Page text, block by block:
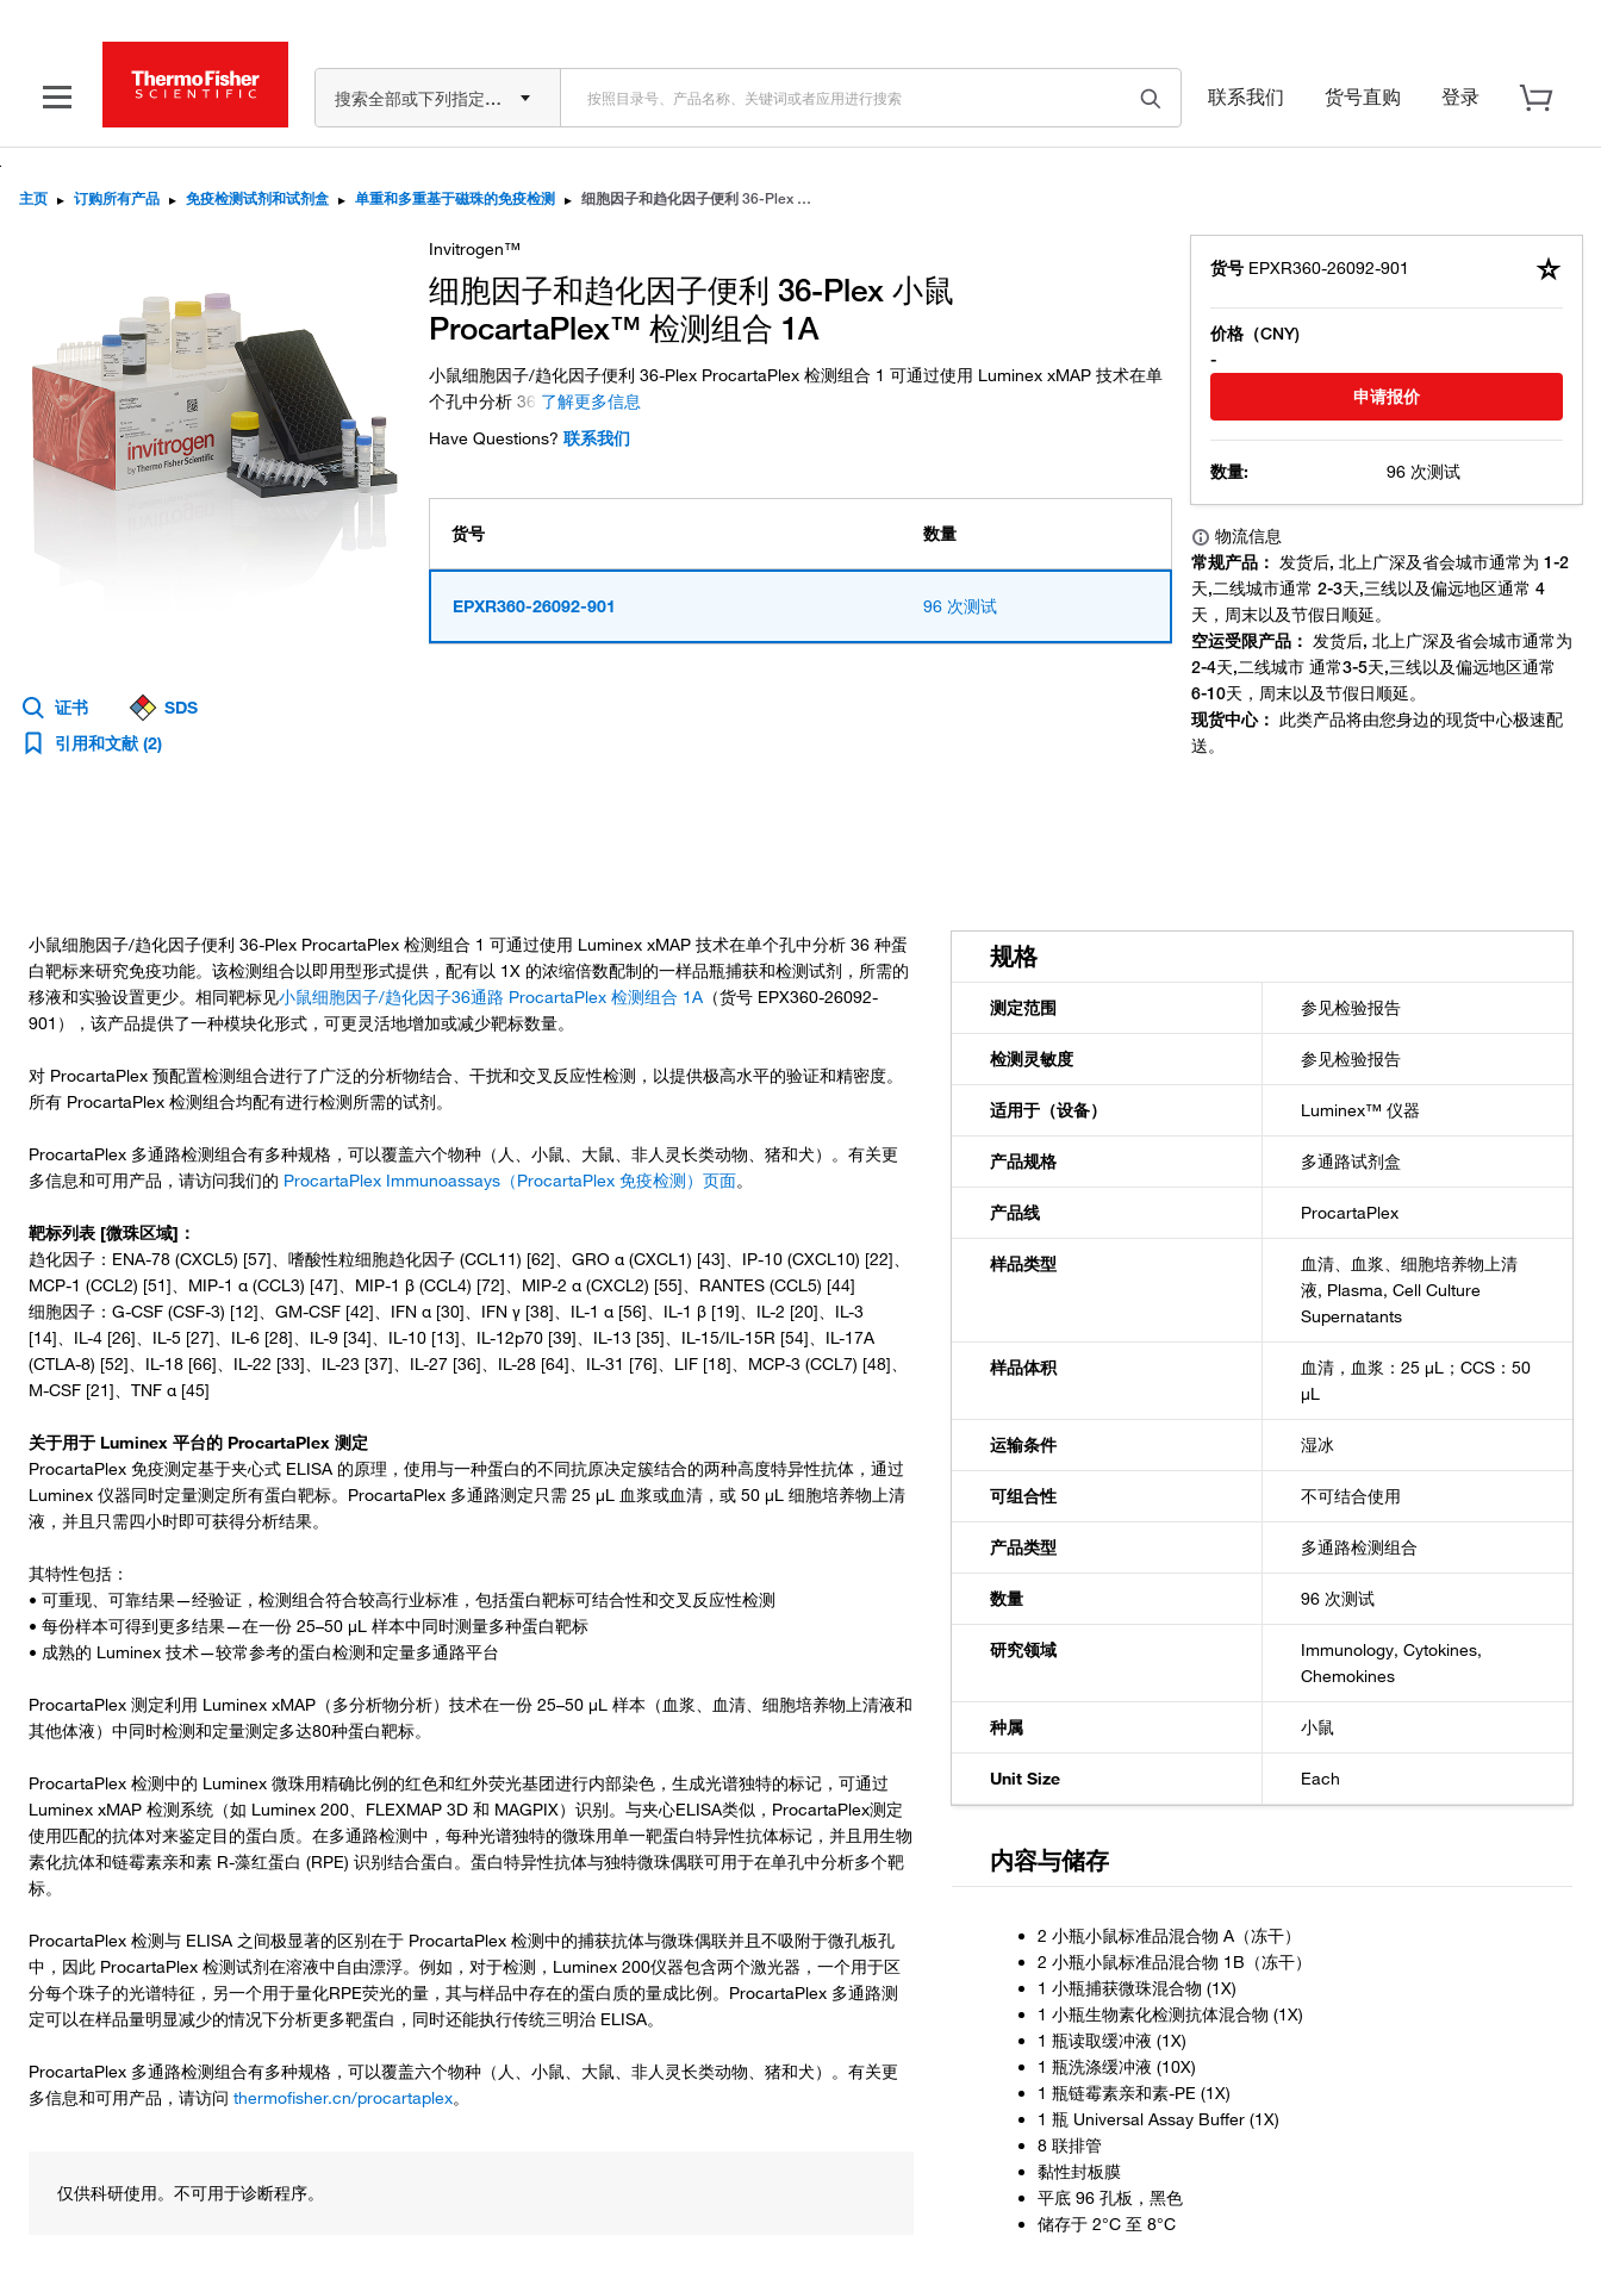
搜索全部或下列指定分类 联系我们 货号直购 登录
主页 ▸ 订购所有产品 ▸ 免疫检测试剂和试剂盒 ▸ 单重和多重基于磁珠的免疫检测 ▸ 细胞因子和趋化因子便利 36-Plex 小鼠 ProcartaPlex™ 检测组合 1A
证书
SDS
引用和文献 (2)
Invitrogen™
细胞因子和趋化因子便利 36-Plex 小鼠
ProcartaPlex™ 检测组合 1A
小鼠细胞因子/趋化因子便利 36-Plex ProcartaPlex 检测组合 1 可通过使用 Luminex xMAP 技术在单
个孔中分析 36 了解更多信息
Have Questions? 联系我们
货号 数量
EPXR360-26092-901 96 次测试
货号 EPXR360-26092-901
价格（CNY)
-
申请报价
数量: 96 次测试
小鼠细胞因子/趋化因子便利 36-Plex ProcartaPlex 检测组合 1 可通过使用 Luminex xMAP 技术在单个孔中分析 36 种蛋
白靶标来研究免疫功能。该检测组合以即用型形式提供，配有以 1X 的浓缩倍数配制的一样品瓶捕获和检测试剂，所需的
移液和实验设置更少。相同靶标见小鼠细胞因子/趋化因子36通路 ProcartaPlex 检测组合 1A （货号 EPX360-26092-
901），该产品提供了一种模块化形式，可更灵活地增加或减少靶标数量。
对 ProcartaPlex 预配置检测组合进行了广泛的分析物结合、干扰和交叉反应性检测，以提供极高水平的验证和精密度。
所有 ProcartaPlex 检测组合均配有进行检测所需的试剂。
ProcartaPlex 多通路检测组合有多种规格，可以覆盖六个物种（人、小鼠、大鼠、非人灵长类动物、猪和犬）。有关更
多信息和可用产品，请访问我们的 ProcartaPlex Immunoassays（ProcartaPlex 免疫检测）页面。
靶标列表 [微珠区域]：
趋化因子：ENA-78 (CXCL5) [57]、嗜酸性粒细胞趋化因子 (CCL11) [62]、GRO α (CXCL1) [43]、IP-10 (CXCL10) [22]、
MCP-1 (CCL2) [51]、MIP-1 α (CCL3) [47]、MIP-1 β (CCL4) [72]、MIP-2 α (CXCL2) [55]、RANTES (CCL5) [44]
细胞因子：G-CSF (CSF-3) [12]、GM-CSF [42]、IFN α [30]、IFN γ [38]、IL-1 α [56]、IL-1 β [19]、IL-2 [20]、IL-3
[14]、IL-4 [26]、IL-5 [27]、IL-6 [28]、IL-9 [34]、IL-10 [13]、IL-12p70 [39]、IL-13 [35]、IL-15/IL-15R [54]、IL-17A
(CTLA-8) [52]、IL-18 [66]、IL-22 [33]、IL-23 [37]、IL-27 [36]、IL-28 [64]、IL-31 [76]、LIF [18]、MCP-3 (CCL7) [48]、
M-CSF [21]、TNF α [45]
关于用于 Luminex 平台的 ProcartaPlex 测定
ProcartaPlex 免疫测定基于夹心式 ELISA 的原理，使用与一种蛋白的不同抗原决定簇结合的两种高度特异性抗体，通过
Luminex 仪器同时定量测定所有蛋白靶标。ProcartaPlex 多通路测定只需 25 µL 血浆或血清，或 50 µL 细胞培养物上清
液，并且只需四小时即可获得分析结果。
其特性包括：
• 可重现、可靠结果—经验证，检测组合符合较高行业标准，包括蛋白靶标可结合性和交叉反应性检测
• 每份样本可得到更多结果—在一份 25–50 μL 样本中同时测量多种蛋白靶标
• 成熟的 Luminex 技术—较常参考的蛋白检测和定量多通路平台
ProcartaPlex 测定利用 Luminex xMAP（多分析物分析）技术在一份 25–50 μL 样本（血浆、血清、细胞培养物上清液和
其他体液）中同时检测和定量测定多达80种蛋白靶标。
ProcartaPlex 检测中的 Luminex 微珠用精确比例的红色和红外荧光基团进行内部染色，生成光谱独特的标记，可通过
Luminex xMAP 检测系统（如 Luminex 200、FLEXMAP 3D 和 MAGPIX）识别。与夹心ELISA类似，ProcartaPlex测定
使用匹配的抗体对来鉴定目的蛋白质。在多通路检测中，每种光谱独特的微珠用单一靶蛋白特异性抗体标记，并且用生物
素化抗体和链霉素亲和素 R-藻红蛋白 (RPE) 识别结合蛋白。蛋白特异性抗体与独特微珠偶联可用于在单孔中分析多个靶
标。
ProcartaPlex 检测与 ELISA 之间极显著的区别在于 ProcartaPlex 检测中的捕获抗体与微珠偶联并且不吸附于微孔板孔
中，因此 ProcartaPlex 检测试剂在溶液中自由漂浮。例如，对于检测，Luminex 200仪器包含两个激光器，一个用于区
分每个珠子的光谱特征，另一个用于量化RPE荧光的量，其与样品中存在的蛋白质的量成比例。ProcartaPlex 多通路测
定可以在样品量明显减少的情况下分析更多靶蛋白，同时还能执行传统三明治 ELISA。
ProcartaPlex 多通路检测组合有多种规格，可以覆盖六个物种（人、小鼠、大鼠、非人灵长类动物、猪和犬）。有关更
多信息和可用产品，请访问 thermofisher.cn/procartaplex。
仅供科研使用。不可用于诊断程序。
规格
测定范围 参见检验报告
检测灵敏度 参见检验报告
适用于（设备） Luminex™ 仪器
产品规格 多通路试剂盒
产品线 ProcartaPlex
样品类型
血清、血浆、细胞培养物上清
液, Plasma, Cell Culture
Supernatants
样品体积
血清，血浆：25 μL；CCS：50
μL
运输条件 湿冰
可组合性 不可结合使用
产品类型 多通路检测组合
数量 96 次测试
研究领域
Immunology, Cytokines,
Chemokines
种属 小鼠
Unit Size Each
内容与储存
2 小瓶小鼠标准品混合物 A（冻干）
2 小瓶小鼠标准品混合物 1B（冻干）
1 小瓶捕获微珠混合物 (1X)
1 小瓶生物素化检测抗体混合物 (1X)
1 瓶读取缓冲液 (1X)
1 瓶洗涤缓冲液 (10X)
1 瓶链霉素亲和素-PE (1X)
1 瓶 Universal Assay Buffer (1X)
8 联排管
黏性封板膜
平底 96 孔板，黑色
储存于 2°C 至 8°C